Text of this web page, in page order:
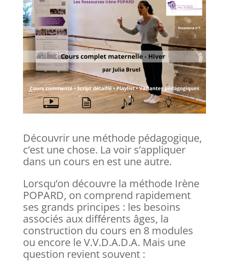
Découvrir une méthode pédagogique,
c’est une chose. La voir s’appliquer
dans un cours en est une autre.
Lorsqu’on découvre la méthode Irène
POPARD, on comprend rapidement
ses grands principes : les besoins
associés aux différents âges, la
construction du cours en 8 modules
ou encore le V.V.D.A.D.A. Mais une
question revient souvent :